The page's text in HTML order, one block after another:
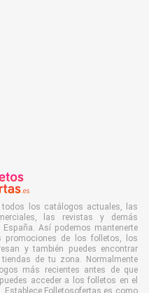
todos los catálogos actuales, las
las revistas y demás
Así podemos mantenerte
promociones de los folletos, los
y también puedes encontrar
de tu zona. Normalmente
más recientes antes de que
acceder a los folletos en el
Folletosofertas.es como